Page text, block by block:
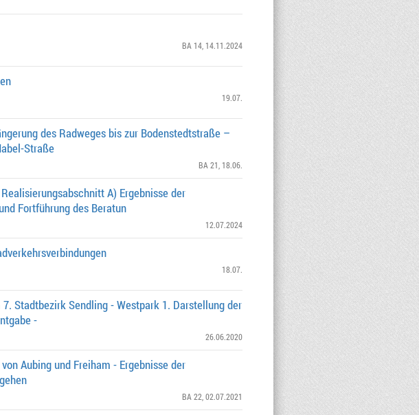
BA 14, 14.11.2024
19.07.
des Radweges bis zur Bodenstedtstraße –
Straße
BA 21 , 18.06.
A) Ergebnisse der
Fortführung des Beratun
12.07.2024
18.07.
Stadtbezirk Sendling - Westpark 1. Darstellung der
-
26.06.2020
Aubing und Freiham - Ergebnisse der
BA 22 , 02.07.2021